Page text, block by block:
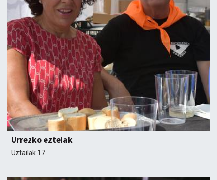
Urrezko ezteiak
Uztailak 17